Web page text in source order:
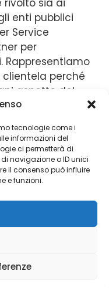
tecnologie come i
informazioni del
ci permetterà di
navigazione o ID unici
il consenso può influire
e funzioni.
enti pubblici
Service
per
Rappresentiamo
perché
aspetto del
di 4300
la flotta di
una
e degli
Tutti i nostri
degli
tutta la flotta